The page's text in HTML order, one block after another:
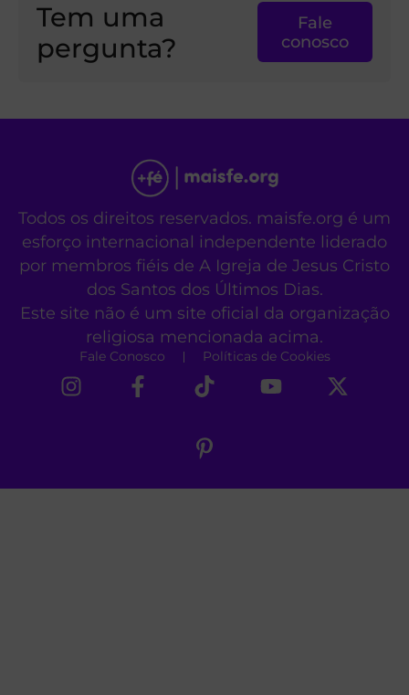
Tem uma
pergunta?
Fale
conosco
Todos os direitos reservados. maisfe.org é um
esforço internacional independente liderado
por membros fiéis de A Igreja de Jesus Cristo
dos Santos dos Últimos Dias.
Este site não é um site oficial da organização
religiosa mencionada acima.
Fale Conosco Políticas de Cookies